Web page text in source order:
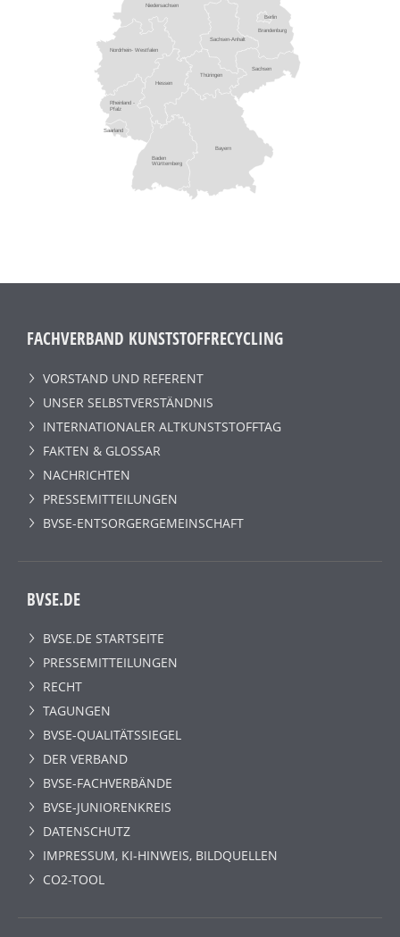
Baden
Württemberg
Bayern
Brandenburg
Hessen
Niedersachsen
Nordrhein- Westfalen
Rheinland -
Pfalz
Sachsen
Sachsen-Anhalt
Thüringen
Berlin
Saarland
FACHVERBAND KUNSTSTOFFRECYCLING
VORSTAND UND REFERENT
UNSER SELBSTVERSTÄNDNIS
INTERNATIONALER ALTKUNSTSTOFFTAG
FAKTEN & GLOSSAR
NACHRICHTEN
PRESSEMITTEILUNGEN
BVSE-ENTSORGERGEMEINSCHAFT
BVSE.DE
BVSE.DE STARTSEITE
PRESSEMITTEILUNGEN
RECHT
TAGUNGEN
BVSE-QUALITÄTSSIEGEL
DER VERBAND
BVSE-FACHVERBÄNDE
BVSE-JUNIORENKREIS
DATENSCHUTZ
IMPRESSUM, KI-HINWEIS, BILDQUELLEN
CO2-TOOL